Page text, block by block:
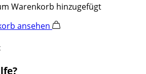
Warenkorb hinzugefügt
ansehen